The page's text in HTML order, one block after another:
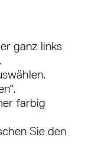
ganz links
farbig
Sie den